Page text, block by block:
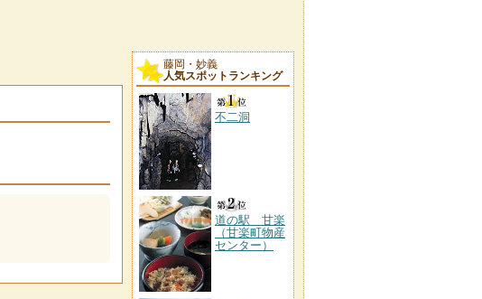
藤岡・妙義
人気スポットランキング
不二洞
道の駅 甘楽
（甘楽町物産
センター）